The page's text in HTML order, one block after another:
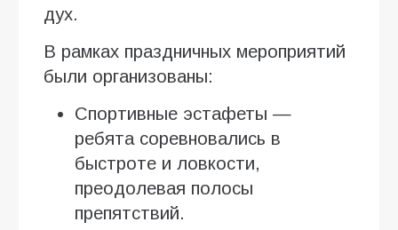
дух.
В рамках праздничных мероприятий
были организованы:
Спортивные эстафеты —
ребята соревновались в
быстроте и ловкости,
преодолевая полосы
препятствий.